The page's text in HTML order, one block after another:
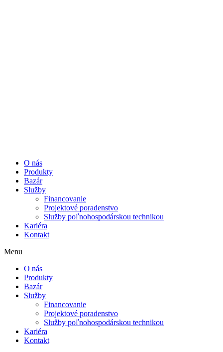
O nás
Produkty
Bazár
Služby
Financovanie
Projektové poradenstvo
Služby poľnohospodárskou technikou
Kariéra
Kontakt
Menu
O nás
Produkty
Bazár
Služby
Financovanie
Projektové poradenstvo
Služby poľnohospodárskou technikou
Kariéra
Kontakt